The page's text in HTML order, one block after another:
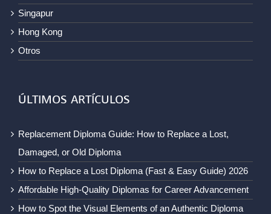
Singapur
Hong Kong
Otros
ÚLTIMOS ARTÍCULOS
Replacement Diploma Guide: How to Replace a Lost,
Damaged, or Old Diploma
How to Replace a Lost Diploma (Fast & Easy Guide) 2026
Affordable High-Quality Diplomas for Career Advancement
How to Spot the Visual Elements of an Authentic Diploma